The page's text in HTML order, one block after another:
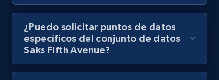
¿Puedo solicitar puntos de datos
específicos del conjunto de datos
Saks Fifth Avenue?